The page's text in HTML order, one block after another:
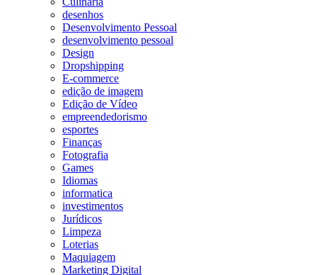
desenhos
Desenvolvimento Pessoal
desenvolvimento pessoal
Design
Dropshipping
E-commerce
edição de imagem
Edição de Vídeo
empreendedorismo
esportes
Finanças
Fotografia
Games
Idiomas
informatica
investimentos
Jurídicos
Limpeza
Loterias
Maquiagem
Marketing Digital